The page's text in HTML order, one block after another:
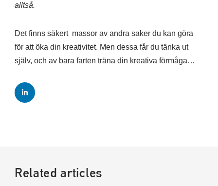
alltså.
Det finns säkert massor av andra saker du kan göra
för att öka din kreativitet. Men dessa får du tänka ut
själv, och av bara farten träna din kreativa förmåga…
Related articles